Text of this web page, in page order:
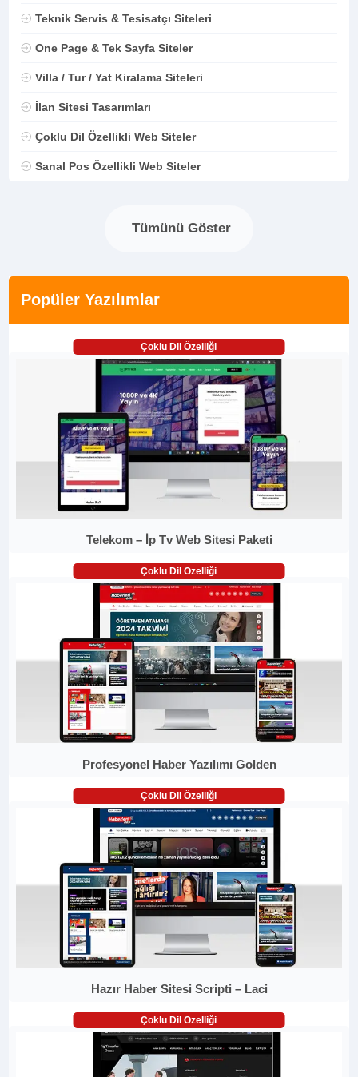
Teknik Servis & Tesisatçı Siteleri
One Page & Tek Sayfa Siteler
Villa / Tur / Yat Kiralama Siteleri
İlan Sitesi Tasarımları
Çoklu Dil Özellikli Web Siteler
Sanal Pos Özellikli Web Siteler
Tümünü Göster
Popüler Yazılımlar
Çoklu Dil Özelliği
Telekom – İp Tv Web Sitesi Paketi
Çoklu Dil Özelliği
Profesyonel Haber Yazılımı Golden
Çoklu Dil Özelliği
Hazır Haber Sitesi Scripti – Laci
Çoklu Dil Özelliği